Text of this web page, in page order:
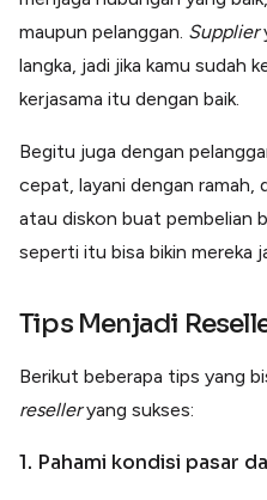
maupun pelanggan. Supplier
langka, jadi jika kamu sudah
kerjasama itu dengan baik.
Begitu juga dengan
cepat, layani dengan ramah,
atau diskon buat pembelian
seperti itu bisa bikin mereka
Tips Menjadi
Berikut beberapa tips yang
reselleryang sukses:
1. Pahami kondisi pasar